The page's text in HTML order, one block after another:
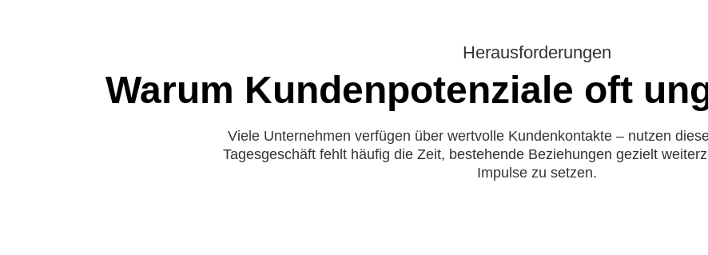
Herausforderungen
Warum Kundenpotenziale oft
Viele Unternehmen verfügen über wertvolle Kundenkontakte – nutzen
Tagesgeschäft fehlt häufig die Zeit, bestehende Beziehungen gezielt
Impulse zu setzen.